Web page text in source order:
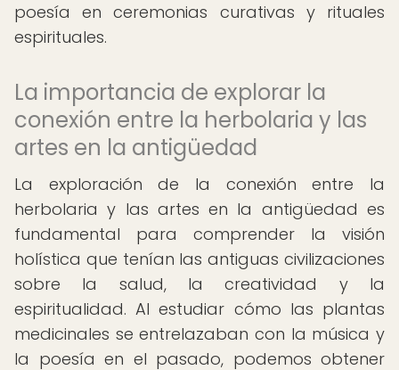
poesía en ceremonias curativas y rituales
espirituales.
La importancia de explorar la
conexión entre la herbolaria y las
artes en la antigüedad
La exploración de la conexión entre la
herbolaria y las artes en la antigüedad es
fundamental para comprender la visión
holística que tenían las antiguas civilizaciones
sobre la salud, la creatividad y la
espiritualidad. Al estudiar cómo las plantas
medicinales se entrelazaban con la música y
la poesía en el pasado, podemos obtener